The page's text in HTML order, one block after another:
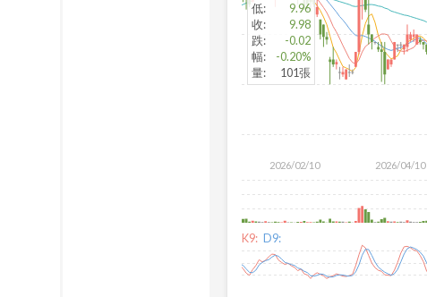
2026/02/10 2026/04/10
低:
9.96
收:
9.98
跌:
-0.02
幅:
-0.20%
量: 101張
K9: D9: